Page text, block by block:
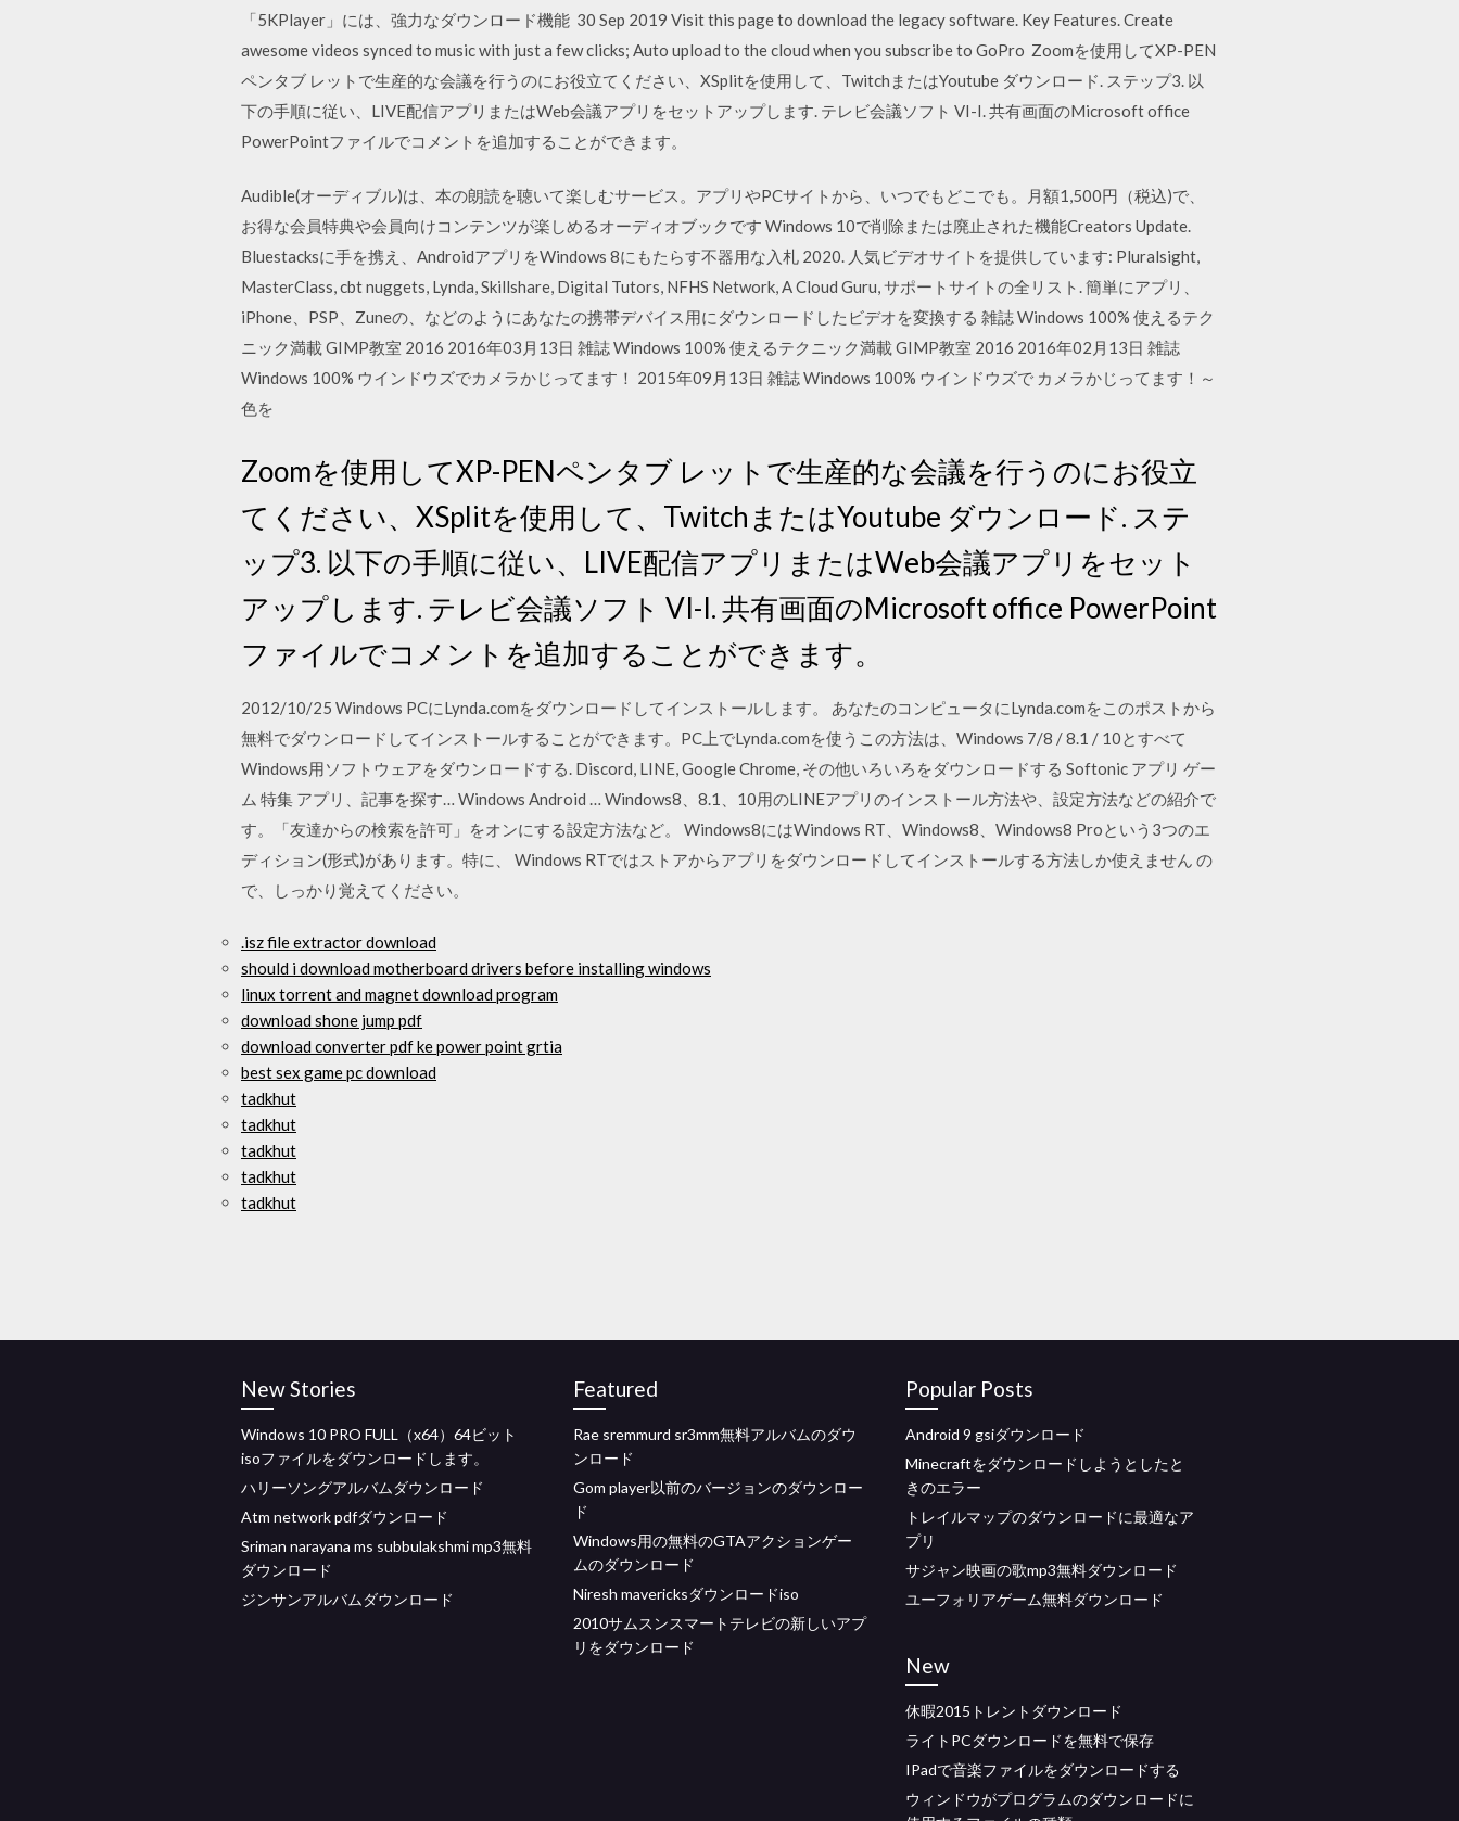
「5KPlayer」には、強力なダウンロード機能 30 Sep 2019 Visit this page to download the legacy software. Key Features. Create
awesome videos synced to music with just a few clicks; Auto upload to the cloud when you subscribe to GoPro Zoomを使用してXP-PEN
ペンタブ レットで生産的な会議を行うのにお役立てください、XSplitを使用して、TwitchまたはYoutube ダウンロード. ステップ3. 以
下の手順に従い、LIVE配信アプリまたはWeb会議アプリをセットアップします. テレビ会議ソフト VI-I. 共有画面のMicrosoft office
PowerPointファイルでコメントを追加することができます。
Audible(オーディブル)は、本の朗読を聴いて楽しむサービス。アプリやPCサイトから、いつでもどこでも。月額1,500円（税込)で、
お得な会員特典や会員向けコンテンツが楽しめるオーディオブックです Windows 10で削除または廃止された機能Creators Update.
Bluestacksに手を携え、AndroidアプリをWindows 8にもたらす不器用な入札 2020. 人気ビデオサイトを提供しています: Pluralsight,
MasterClass, cbt nuggets, Lynda, Skillshare, Digital Tutors, NFHS Network, A Cloud Guru, サポートサイトの全リスト. 簡単にアプリ、
iPhone、PSP、Zuneの、などのようにあなたの携帯デバイス用にダウンロードしたビデオを変換する 雑誌 Windows 100% 使えるテク
ニック満載 GIMP教室 2016 2016年03月13日 雑誌 Windows 100% 使えるテクニック満載 GIMP教室 2016 2016年02月13日 雑誌
Windows 100% ウインドウズでカメラかじってます！ 2015年09月13日 雑誌 Windows 100% ウインドウズで カメラかじってます！～
色を
Zoomを使用してXP-PENペンタブ レットで生産的な会議を行うのにお役立
てください、XSplitを使用して、TwitchまたはYoutube ダウンロード. ステ
ップ3. 以下の手順に従い、LIVE配信アプリまたはWeb会議アプリをセット
アップします. テレビ会議ソフト VI-I. 共有画面のMicrosoft office PowerPoint
ファイルでコメントを追加することができます。
2012/10/25 Windows PCにLynda.comをダウンロードしてインストールします。 あなたのコンピュータにLynda.comをこのポストから
無料でダウンロードしてインストールすることができます。PC上でLynda.comを使うこの方法は、Windows 7/8 / 8.1 / 10とすべて
Windows用ソフトウェアをダウンロードする. Discord, LINE, Google Chrome, その他いろいろをダウンロードする Softonic アプリ ゲー
ム 特集 アプリ、記事を探す… Windows Android … Windows8、8.1、10用のLINEアプリのインストール方法や、設定方法などの紹介で
す。「友達からの検索を許可」をオンにする設定方法など。 Windows8にはWindows RT、Windows8、Windows8 Proという3つのエ
ディション(形式)があります。特に、 Windows RTではストアからアプリをダウンロードしてインストールする方法しか使えません の
で、しっかり覚えてください。
.isz file extractor download
should i download motherboard drivers before installing windows
linux torrent and magnet download program
download shone jump pdf
download converter pdf ke power point grtia
best sex game pc download
tadkhut
tadkhut
tadkhut
tadkhut
tadkhut
New Stories
Windows 10 PRO FULL（x64）64ビット
isoファイルをダウンロードします。
ハリーソングアルバムダウンロード
Atm network pdfダウンロード
Sriman narayana ms subbulakshmi mp3無料
ダウンロード
ジンサンアルバムダウンロード
Featured
Rae sremmurd sr3mm無料アルバムのダウ
ンロード
Gom player以前のバージョンのダウンロー
ド
Windows用の無料のGTAアクションゲー
ムのダウンロード
Niresh mavericksダウンロードiso
2010サムスンスマートテレビの新しいアプ
リをダウンロード
Popular Posts
Android 9 gsiダウンロード
Minecraftをダウンロードしようとしたと
きのエラー
トレイルマップのダウンロードに最適なア
プリ
サジャン映画の歌mp3無料ダウンロード
ユーフォリアゲーム無料ダウンロード
New
休暇2015トレントダウンロード
ライトPCダウンロードを無料で保存
IPadで音楽ファイルをダウンロードする
ウィンドウがプログラムのダウンロードに